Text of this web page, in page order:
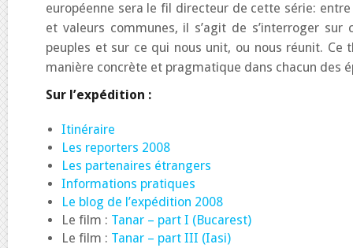
européenne sera le fil directeur de cette série:
et valeurs communes, il s’agit de s’interroger sur
peuples et sur ce qui nous unit, ou nous réunit. Ce
manière concrète et pragmatique dans chacun des
Sur l’expédition :
Itinéraire
Les reporters 2008
Les partenaires étrangers
Informations pratiques
Le blog de l’expédition 2008
Le film : Tanar – part I (Bucarest)
Le film : Tanar – part III (Iasi)